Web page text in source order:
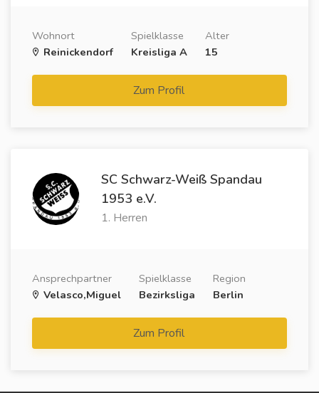
Wohnort
Reinickendorf
Spielklasse
Kreisliga A
Alter
15
Zum Profil
SC Schwarz-Weiß Spandau
1953 e.V.
1. Herren
Ansprechpartner
Velasco,Miguel
Spielklasse
Bezirksliga
Region
Berlin
Zum Profil